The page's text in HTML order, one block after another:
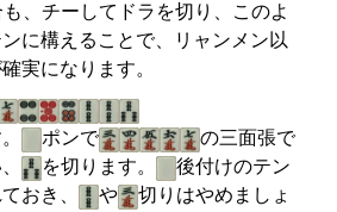
、チーしてドラを切り、このよ
に構えることで、リャンメン以
実になります。
ポンで
の三面張で
を切ります。
後付けのテン
おき、
や
切りはやめましょ